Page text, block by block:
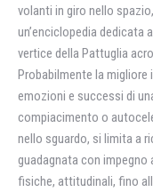
volanti in giro nello
un’enciclopedia dedicata
vertice della Pattuglia
Probabilmente la
emozioni e successi di
compiacimento o
nello sguardo, si limita a
guadagnata con impegno
fisiche, attitudinali, fino